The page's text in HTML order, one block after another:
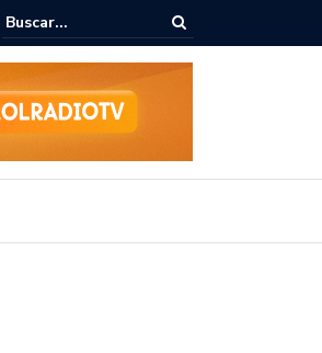
embaixadora nos EUA